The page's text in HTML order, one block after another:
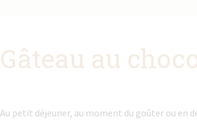
Gâteau au
Au petit déjeuner, au moment du goûter ou en